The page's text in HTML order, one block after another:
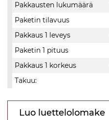
Pakkausten lukumäärä
Paketin tilavuus
Pakkaus 1 leveys
Paketin 1 pituus
Pakkaus 1 korkeus
Takuu:
Luo luettelolomake